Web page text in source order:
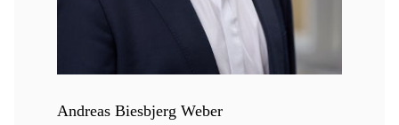
Andreas Biesbjerg Weber